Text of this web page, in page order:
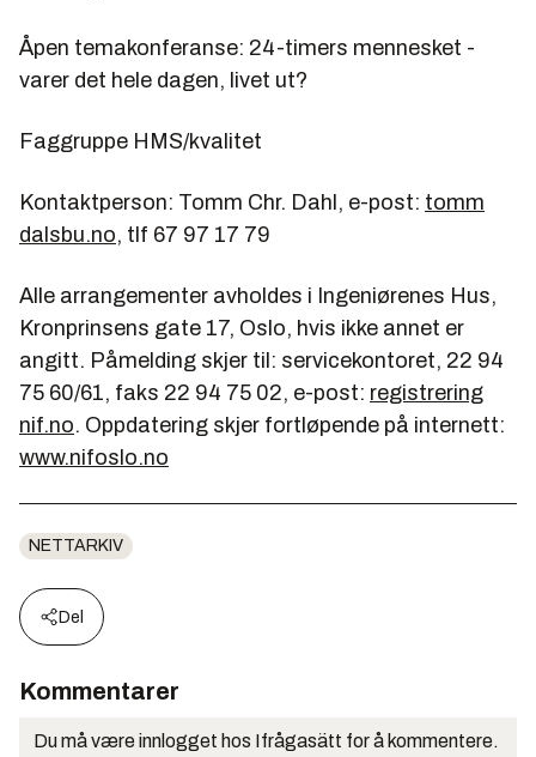
Åpen temakonferanse: 24-timers mennesket -
varer det hele dagen, livet ut?
Faggruppe HMS/kvalitet
Kontaktperson: Tomm Chr. Dahl, e-post: tomm
dalsbu.no, tlf 67 97 17 79
Alle arrangementer avholdes i Ingeniørenes Hus,
Kronprinsens gate 17, Oslo, hvis ikke annet er
angitt. Påmelding skjer til: servicekontoret, 22 94
75 60/61, faks 22 94 75 02, e-post: registrering
nif.no. Oppdatering skjer fortløpende på internett:
www.nifoslo.no
NETTARKIV
Del
Kommentarer
Du må være innlogget hos Ifrågasätt for å kommentere.